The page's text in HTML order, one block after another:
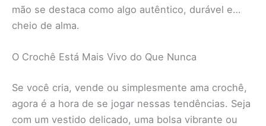
mão se destaca como algo autêntico, durável e…
cheio de alma.
O Crochê Está Mais Vivo do Que Nunca
Se você cria, vende ou simplesmente ama crochê,
agora é a hora de se jogar nessas tendências. Seja
com um vestido delicado, uma bolsa vibrante ou